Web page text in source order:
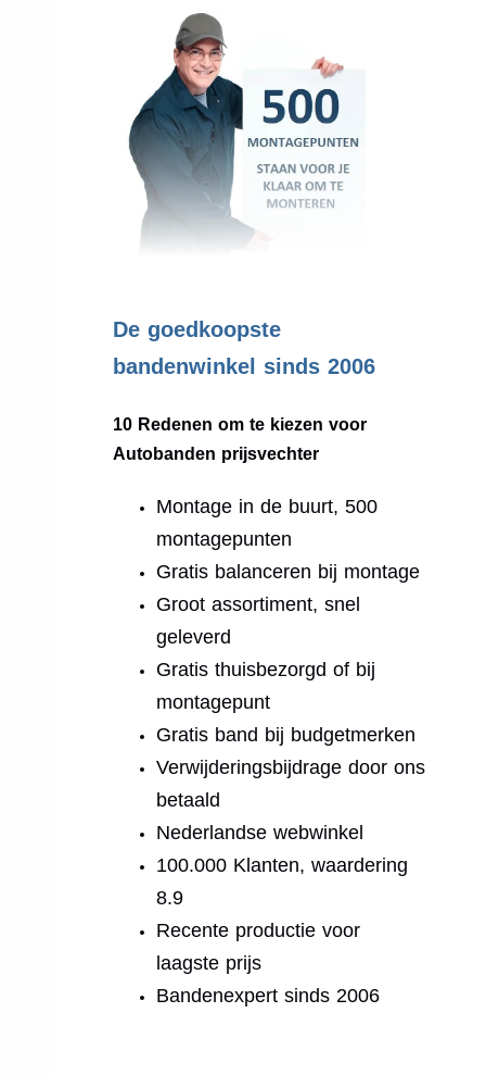
De goedkoopste
bandenwinkel sinds 2006
10 Redenen om te kiezen voor
Autobanden prijsvechter
Montage in de buurt, 500
montagepunten
Gratis balanceren bij montage
Groot assortiment, snel
geleverd
Gratis thuisbezorgd of bij
montagepunt
Gratis band bij budgetmerken
Verwijderingsbijdrage door ons
betaald
Nederlandse webwinkel
100.000 Klanten, waardering
8.9
Recente productie voor
laagste prijs
Bandenexpert sinds 2006